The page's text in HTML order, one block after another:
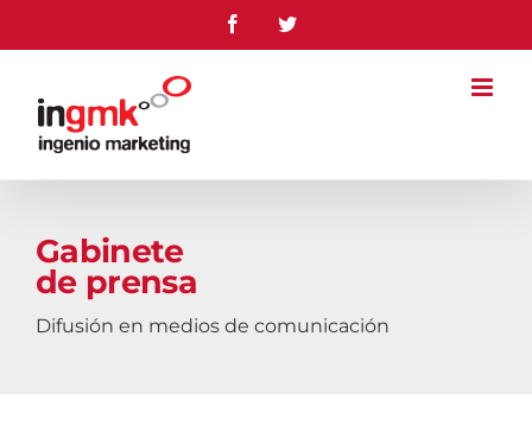
FacebookTwitter
Gabinete
de prensa
Difusión en medios de comunicación